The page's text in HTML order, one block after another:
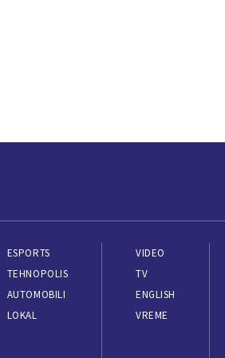
ESPORTS
TEHNOPOLIS
AUTOMOBILI
LOKAL
VIDEO
TV
ENGLISH
VREME